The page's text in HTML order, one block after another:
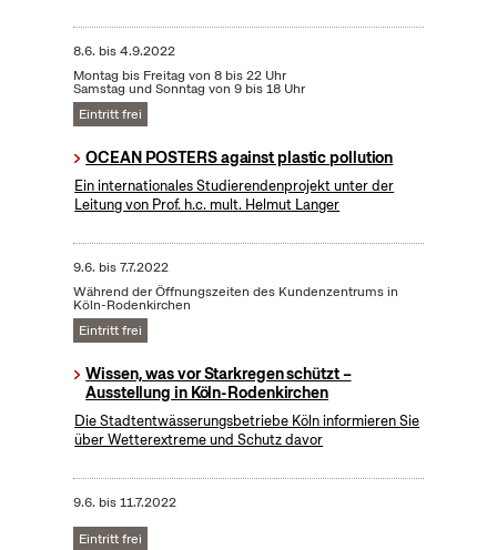
8.6. bis4.9.2022
Montag bis Freitag von 8 bis 22 Uhr
Samstag und Sonntag von 9 bis 18 Uhr
Eintritt frei
OCEAN POSTERS against plastic pollution
Ein internationales Studierendenprojekt unter der
Leitung von Prof. h.c. mult. Helmut Langer
9.6. bis7.7.2022
Während der Öffnungszeiten des Kundenzentrums in
Köln-Rodenkirchen
Eintritt frei
Wissen, was vor Starkregen schützt –
Ausstellung in Köln-Rodenkirchen
Die Stadtentwässerungsbetriebe Köln informieren Sie
über Wetterextreme und Schutz davor
9.6. bis11.7.2022
Eintritt frei